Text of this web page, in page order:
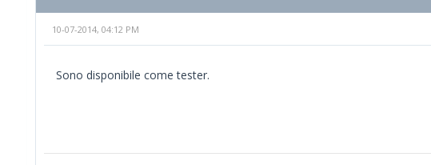
10-07-2014, 04:12 PM
Sono disponibile come tester.